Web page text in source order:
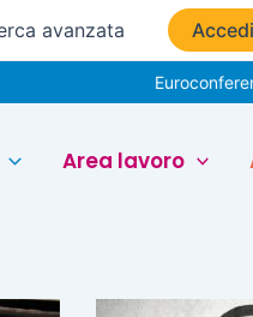
avanzata
Euroconference
Area lavoro